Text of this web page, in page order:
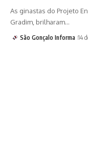
As ginastas do Projeto
Gradim, brilharam…
São Gonçalo Informa 14